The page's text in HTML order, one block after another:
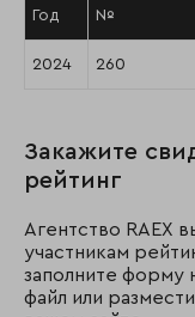
Год №
2024 260
Закажите
рейтинг
Агентство RAEX
участникам
заполните форму
файл или